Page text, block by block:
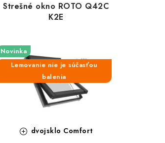
Strešné okno ROTO Q42C
K2E
Novinka
Lemovanie nie je súčasťou
balenia
dvojsklo Comfort